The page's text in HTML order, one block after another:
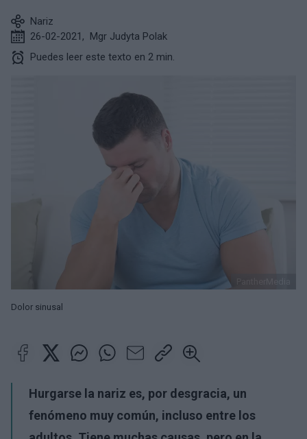
Nariz
26-02-2021 , Mgr Judyta Polak
Puedes leer este texto en 2 min.
Dolor sinusal
Hurgarse la nariz es, por desgracia, un
fenómeno muy común, incluso entre los